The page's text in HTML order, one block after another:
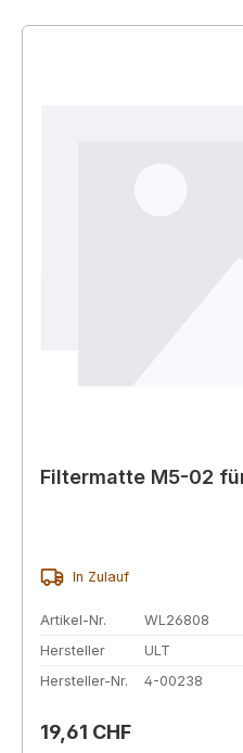
Filtermatte M5-02
In Zulauf
Artikel-Nr.
WL26808
Hersteller
ULT
Hersteller-Nr.
4-00238
Regulärer Preis:
19,61 CHF